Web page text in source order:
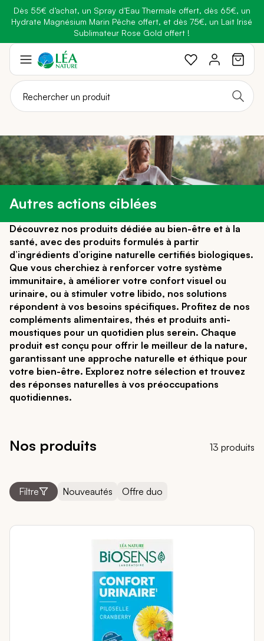
Belle semaine : Profitez de-25% + Livraison offertedès 30€
d'achat avec le codeBELLEBIO
BRADERIE :-40% sur une sélection de produits
Dès 55€ d’achat, un Spray d’Eau Thermale offert, dès 65€, un
Hydrate Magnésium Marin Pêche offert, et dès 75€, un Lait Irisé
Sublimateur Rose Gold offert !
Aller
contenu
Autres actions ciblées
Découvrez nos produits dédiée au bien-être et à la
santé, avec des produits formulés à partir
d’ingrédients d’origine naturelle certifiés biologiques.
Que vous cherchiez à renforcer votre système
immunitaire, à améliorer votre confort visuel ou
urinaire, ou à stimuler votre libido, nos solutions
répondent à vos besoins spécifiques. Profitez de nos
compléments alimentaires, thés et produits anti-
moustiques pour un quotidien plus serein. Chaque
produit est conçu pour offrir le meilleur de la nature,
garantissant une approche naturelle et éthique pour
votre bien-être. Explorez notre sélection et trouvez
des réponses naturelles à vos préoccupations
quotidiennes.
13 produits
Nos produits
Filtre Nouveautés Offre duo